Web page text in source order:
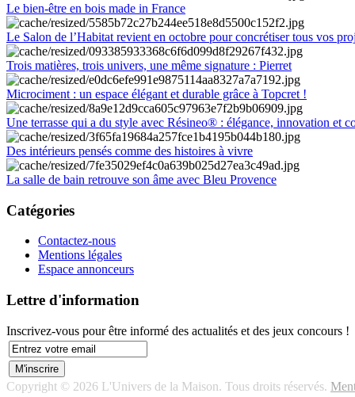
Le bien-être en bois made in France
Le Salon de l’Habitat revient en octobre pour concrétiser tous vos
Trois matières, trois univers, une même signature : Pierret
Microciment : un espace élégant et durable grâce à Topcret !
Une terrasse qui a du style avec Résineo® : élégance, innovation et
Des intérieurs pensés comme des histoires à vivre
La salle de bain retrouve son âme avec Bleu Provence
Catégories
Contactez-nous
Mentions légales
Espace annonceurs
Lettre d'information
Inscrivez-vous pour être informé des actualités et des jeux concours !
Copyright © 2026 L'Univers de la Maison. Tous droits réservés.